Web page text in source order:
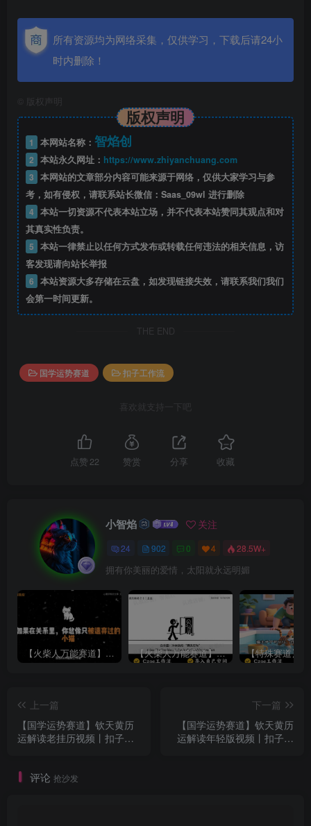
所有资源均为网络采集，仅供学习，下载后请24小
时内删除！
版权声明
版权声明
1 本网站名称： 智焰创
2 本站永久网址： https://www.zhiyanchuang.com
3 本网站的文章部分内容可能来源于网络，仅供大家学习与参
考，如有侵权，请联系站长微信：Saas_09wl 进行删除
4 本站一切资源不代表本站立场，并不代表本站赞同其观点和对
其真实性负责。
5 本站一律禁止以任何方式发布或转载任何违法的相关信息，访
客发现请向站长举报
6 本站资源大多存储在云盘，如发现链接失效，请联系我们我们
会第一时间更新。
THE END
国学运势赛道 扣子工作流
喜欢就支持一下吧
点赞22 赞赏 分享 收藏
小智焰 关注
24 902 0 4 28.5W+
拥有你美丽的爱情，太阳就永远明媚
【火柴人万能赛道】火柴人心理学插画讲解视频丨扣子工作流智能体搭建coze工作流 【火柴人万能赛道】火柴人心理学智能文案视频丨扣子工作流智能体搭建coze工作流
上一篇
【国学运势赛道】钦天黄历
运解读老挂历视频丨扣子工
下一篇
【国学运势赛道】钦天黄历
运解读年轻版视频丨扣子工
评论 抢沙发